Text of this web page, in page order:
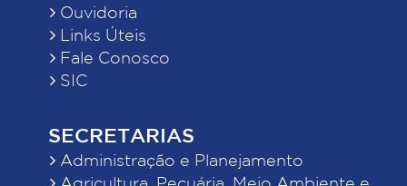
Ouvidoria
Links Úteis
Fale Conosco
SIC
SECRETARIAS
Administração e Planejamento